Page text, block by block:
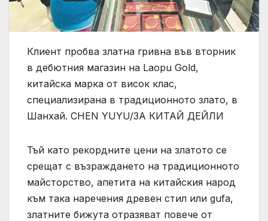
Клиент пробва златна гривна във вторник
в дебютния магазин на Laopu Gold,
китайска марка от висок клас,
специализирана в традиционното злато, в
Шанхай. CHEN YUYU/ЗА КИТАЙ ДЕЙЛИ
Тъй като рекордните цени на златото се
срещат с възраждането на традиционното
майсторство, апетита на китайския народ
към така наречения древен стил или gufa,
златните бижута отразяват повече от